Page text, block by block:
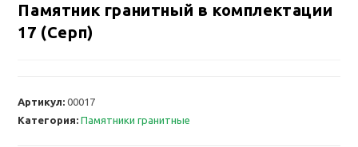
Памятник гранитный в комплектации
17 (Серп)
Артикул:00017
Категория:Памятники гранитные